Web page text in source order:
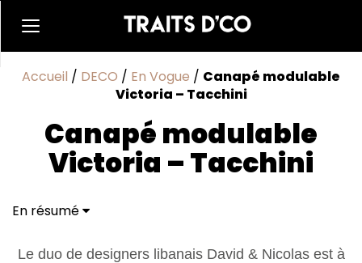
Accueil / DECO / En Vogue / Canapé modulable
Victoria – Tacchini
Canapé modulable
Victoria – Tacchini
En résumé
Le duo de designers libanais David & Nicolas est à